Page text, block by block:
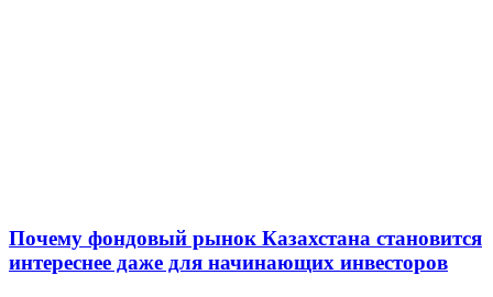
Почему фондовый рынок Казахстана становится
интереснее даже для начинающих инвесторов